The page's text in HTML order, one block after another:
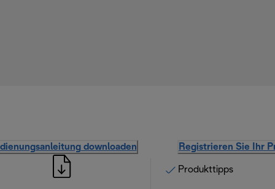
downloaden Registrieren Sie Ihr
Produkttipps